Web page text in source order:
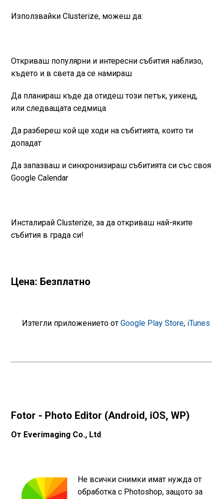
Използвайки Clusterize, можеш да:
Откриваш популярни и интересни събития наблизо,
където и в света да се намираш
Да планираш къде да отидеш този петък, уикенд,
или следващата седмица
Да разбереш кой ще ходи на събитията, които ти
допадат
Да запазваш и синхронизираш събитията си със своя
Google Calendar
Инсталирай Clusterize, за да откриваш най-яките
събития в града си!
Цена: Безплатно
Изтегли приложението отGoogle Play Store, iTunes
Fotor - Photo Editor (Android, iOS, WP)
От Everimaging Co., Ltd
Не всички снимки имат нужда от
обработка с Photoshop, защото за